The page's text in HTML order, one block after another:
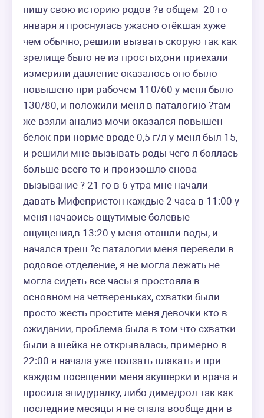
пишу свою историю родов ?в общем  20 го
января я проснулась ужасно отёкшая хуже
чем обычно, решили вызвать скорую так как
зрелище было не из простых,они приехали
измерили давление оказалось оно было
повышено при рабочем 110/60 у меня было
130/80, и положили меня в паталогию ?там
же взяли анализ мочи оказался повышен
белок при норме вроде 0,5 г/л у меня был 15,
и решили мне вызывать роды чего я боялась
больше всего то и произошло снова
вызывание ? 21 го в 6 утра мне начали
давать Мифепристон каждые 2 часа в 11:00 у
меня начаоись ощутимые болевые
ощущения,в 13:20 у меня отошли воды, и
начался треш ?с паталогии меня перевели в
родовое отделение, я не могла лежать не
могла сидеть все часы я простояла в
основном на четвереньках, схватки были
просто жесть простите меня девочки кто в
ожидании, проблема была в том что схватки
были а шейка не открывалась, примерно в
22:00 я начала уже ползать плакать и при
каждом посещении меня акушерки и врача я
просила эпидуралку, либо димедрол так как
последние месяцы я не спала вообще дни в